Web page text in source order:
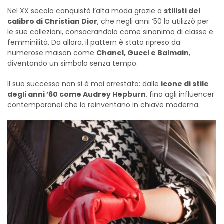
Nel XX secolo conquistò l’alta moda grazie a stilisti del
calibro di Christian Dior, che negli anni ’50 lo utilizzò per
le sue collezioni, consacrandolo come sinonimo di classe e
femminilità. Da allora, il pattern è stato ripreso da
numerose maison come Chanel, Gucci e Balmain,
diventando un simbolo senza tempo.
Il suo successo non si è mai arrestato: dalle icone di stile
degli anni ’60 come Audrey Hepburn, fino agli influencer
contemporanei che lo reinventano in chiave moderna.